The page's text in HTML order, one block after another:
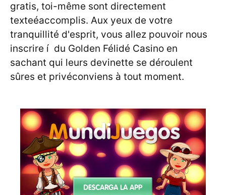
gratis, toi-même sont directement
texteéaccomplis. Aux yeux de votre
tranquillité d'esprit, vous allez pouvoir nous
inscrire í du Golden Félidé Casino en
sachant qui leurs devinette se déroulent
sûres et privéconviens à tout moment.